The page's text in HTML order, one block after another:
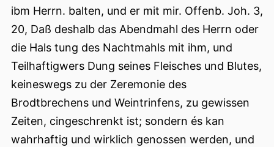
ibm Herrn. balten, und er mit mir. Offenb. Joh. 3,
20, Daß deshalb das Abendmahl des Herrn oder
die Hals tung des Nachtmahls mit ihm, und
Teilhaftigwers Dung seines Fleisches und Blutes,
keineswegs zu der Zeremonie des
Brodtbrechens und Weintrinfens, zu gewissen
Zeiten, cingeschrenkt ist; sondern és kan
wahrhaftig und wirklich genossen werden, und